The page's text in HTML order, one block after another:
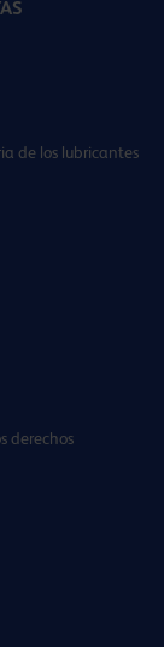
de los lubricantes
derechos